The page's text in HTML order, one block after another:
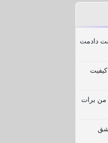
دادﻣﺖ
من برات